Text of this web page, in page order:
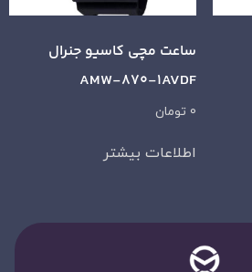
ساعت مچی کاسیو جنرال
AMW-870-1AVDF
0 تومان
اطلاعات بیشتر